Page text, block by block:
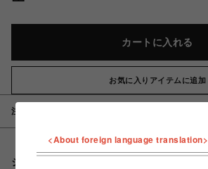
カートに入れる
お気に入りアイテムに追加
注意事項
シェアする
<About foreign language translation>